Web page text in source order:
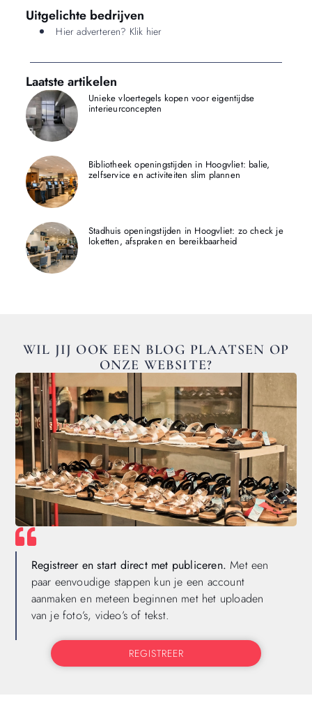
Uitgelichte bedrijven
Hier adverteren? Klik hier
Laatste artikelen
Unieke vloertegels kopen voor eigentijdse
interieurconcepten
Bibliotheek openingstijden in Hoogvliet: balie,
zelfservice en activiteiten slim plannen
Stadhuis openingstijden in Hoogvliet: zo check je
loketten, afspraken en bereikbaarheid
WIL JIJ OOK EEN BLOG PLAATSEN OP
ONZE WEBSITE?
Registreer en start direct met publiceren. Met een
paar eenvoudige stappen kun je een account
aanmaken en meteen beginnen met het uploaden
van je foto’s, video’s of tekst.
REGISTREER